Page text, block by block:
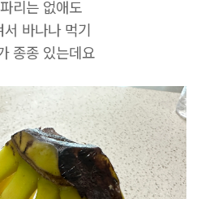
리는 없애도
바나나 먹기
종종 있는데요